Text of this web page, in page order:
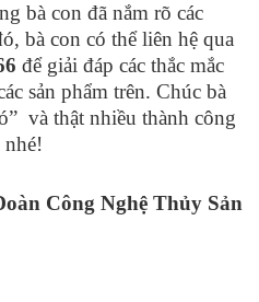
bà con đã nắm rõ các
bà con có thể liên hệ qua
để giải đáp các thắc mắc
sản phẩm trên. Chúc bà
và thật nhiều thành công
nhé!
Công Nghệ Thủy Sản